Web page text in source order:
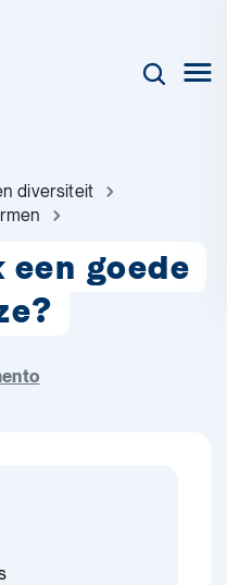
diversiteit
een goede